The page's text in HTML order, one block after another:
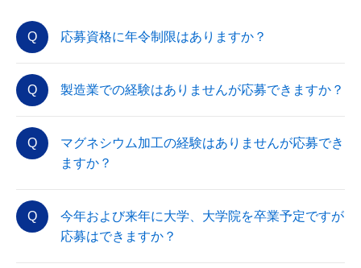
応募資格に年令制限はありますか？
製造業での経験はありませんが応募できますか？
マグネシウム加工の経験はありませんが応募でき
ますか？
今年および来年に大学、大学院を卒業予定ですが
応募はできますか？